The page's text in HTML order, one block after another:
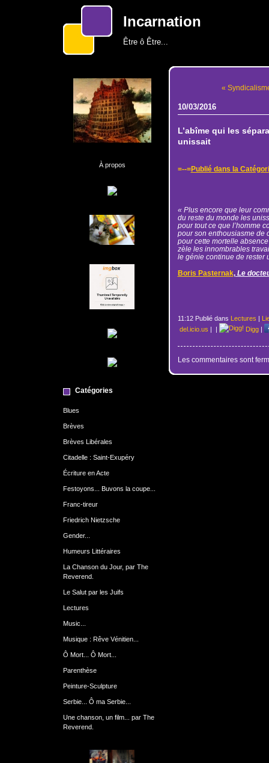
Incarnation
Être ô Être...
À propos
Catégories
Blues
Brèves
Brèves Libérales
Citadelle : Saint-Exupéry
Écriture en Acte
Festoyons... Buvons la coupe...
Franc-tireur
Friedrich Nietzsche
Gender...
Humeurs Littéraires
La Chanson du Jour, par The
Reverend.
Le Salut par les Juifs
Lectures
Music...
Musique : Rêve Vénitien...
Ô Mort... Ô Mort...
Parenthèse
Peinture-Sculpture
Serbie... Ô ma Serbie...
Une chanson, un film... par The
Reverend.
«
10/03/2016
L’abîme qui les
unissait
=--=Publié dans la
« Plus encore que leur
du reste du monde les
pour tout ce que l’homme
pour son enthousiasme de
pour cette mortelle
zèle les innombrables
le génie continue de rester
Boris Pasternak, Le
11:12 Publié dans Lectures |
del.icio.us | | Digg|
Les commentaires sont